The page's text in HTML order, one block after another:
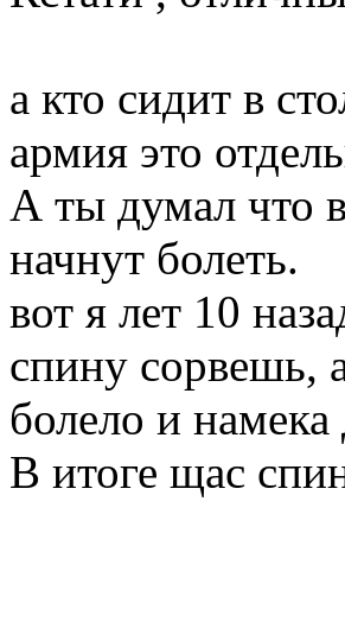
а кто сидит в
армия это
А ты думал что
начнут болеть.
вот я лет 10
спину сорвешь,
болело и
В итоге щас